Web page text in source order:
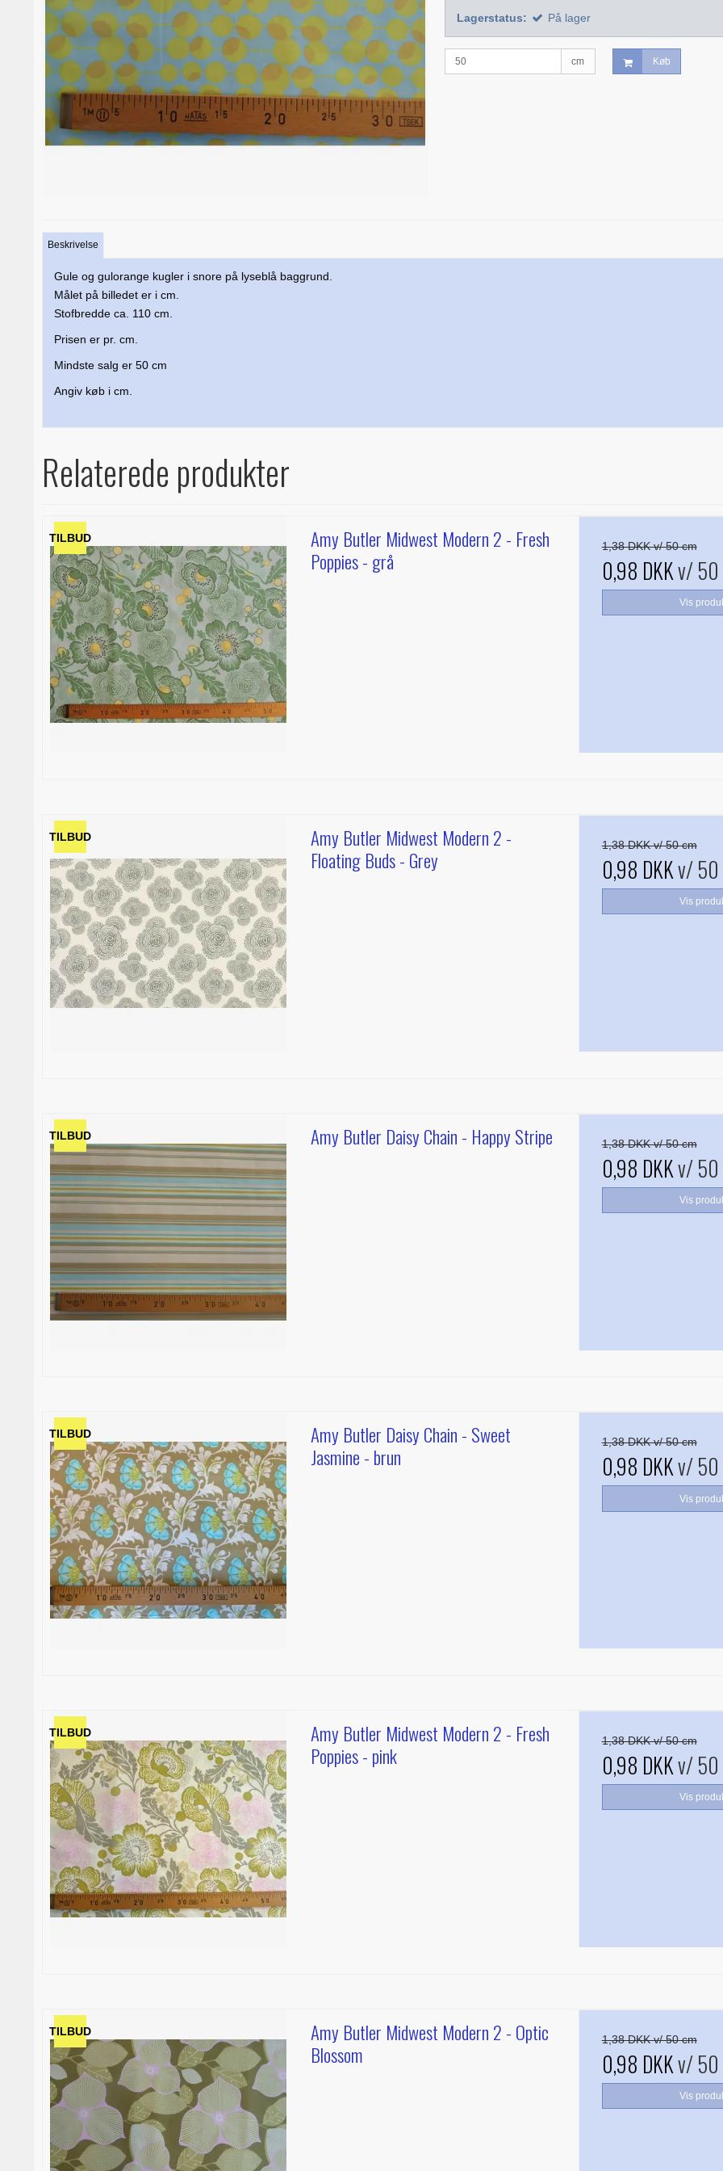
Lagerstatus: På lager
cm Køb
Beskrivelse
Gule og gulorange kugler i snore på lyseblå baggrund.
Målet på billedet er i cm.
Stofbredde ca. 110 cm.
Prisen er pr. cm.
Mindste salg er 50 cm
Angiv køb i cm.
Relaterede produkter
TILBUD
Amy Butler Midwest Modern 2 - Fresh
Poppies - grå
1,38 DKK v/ 50 cm
0,98 DKKv/ 50
Vis
TILBUD
Amy Butler Midwest Modern 2 -
Floating Buds - Grey
1,38 DKK v/ 50 cm
0,98 DKKv/ 50
Vis
TILBUD Amy Butler Daisy Chain - Happy Stripe 1,38 DKK v/ 50 cm
0,98 DKKv/ 50
Vis
TILBUD
Amy Butler Daisy Chain - Sweet
Jasmine - brun
1,38 DKK v/ 50 cm
0,98 DKKv/ 50
Vis
TILBUD
Amy Butler Midwest Modern 2 - Fresh
Poppies - pink
1,38 DKK v/ 50 cm
0,98 DKKv/ 50
Vis
TILBUD
Amy Butler Midwest Modern 2 - Optic
Blossom
1,38 DKK v/ 50 cm
0,98 DKKv/ 50
Vis